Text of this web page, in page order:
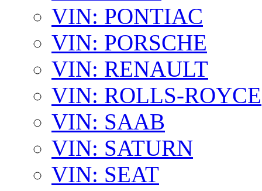
VIN: PONTIAC
VIN: PORSCHE
VIN: RENAULT
VIN: ROLLS-ROYCE
VIN: SAAB
VIN: SATURN
VIN: SEAT